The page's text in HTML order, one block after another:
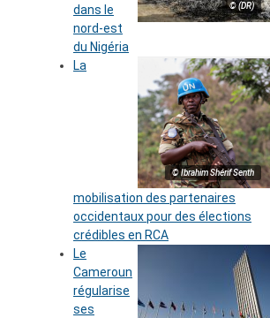
© (DR)
dans le
nord-est
du Nigéria
© Ibrahim Shérif Senth
La
mobilisation des partenaires
occidentaux pour des élections
crédibles en RCA
Le
Cameroun
régularise
ses